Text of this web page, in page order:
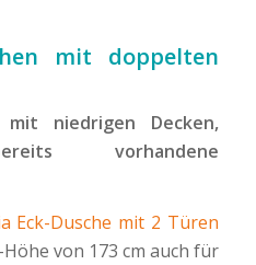
mit doppelten
niedrigen Decken,
vorhandene
Eck-Dusche mit 2 Türen
von 173 cm auch für